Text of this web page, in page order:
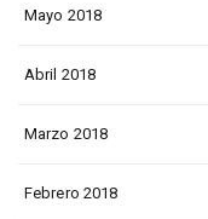
Mayo 2018
Abril 2018
Marzo 2018
Febrero 2018